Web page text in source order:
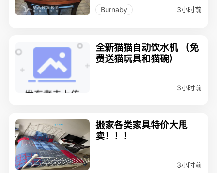
Burnaby 3小时前
全新猫猫自动饮水机 （免
费送猫玩具和猫碗）
3小时前
搬家各类家具特价大甩
卖！！！
3小时前